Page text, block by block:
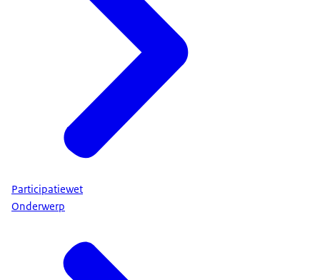
Participatiewet
Onderwerp